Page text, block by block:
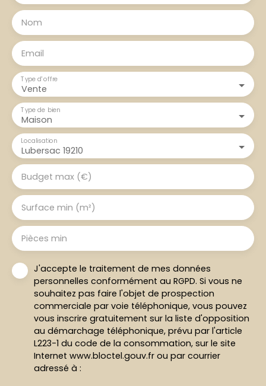
Nom
Email
Vente
Type d'offre
Maison
Type de bien
Lubersac 19210
Localisation
Budget max (€)
Surface min (m²)
Pièces min
J'accepte le traitement de mes données
personnelles conformément au RGPD. Si vous ne
souhaitez pas faire l'objet de prospection
commerciale par voie téléphonique, vous pouvez
vous inscrire gratuitement sur la liste d'opposition
au démarchage téléphonique, prévu par l'article
L223-1 du code de la consommation, sur le site
Internet www.bloctel.gouv.fr ou par courrier
adressé à :